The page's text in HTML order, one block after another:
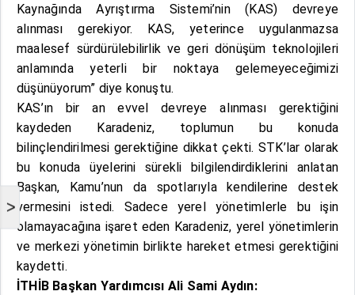
>
Kaynağında Ayrıştırma Sistemi’nin (KAS) devreye
alınması gerekiyor. KAS, yeterince uygulanmazsa
maalesef sürdürülebilirlik ve geri dönüşüm teknolojileri
anlamında yeterli bir noktaya gelemeyeceğimizi
düşünüyorum” diye konuştu.
KAS’ın bir an evvel devreye alınması gerektiğini
kaydeden Karadeniz, toplumun bu konuda
bilinçlendirilmesi gerektiğine dikkat çekti. STK’lar olarak
bu konuda üyelerini sürekli bilgilendirdiklerini anlatan
Başkan, Kamu’nun da spotlarıyla kendilerine destek
vermesini istedi. Sadece yerel yönetimlerle bu işin
olamayacağına işaret eden Karadeniz, yerel yönetimlerin
ve merkezi yönetimin birlikte hareket etmesi gerektiğini
kaydetti.
İTHİB Başkan Yardımcısı Ali Sami Aydın: